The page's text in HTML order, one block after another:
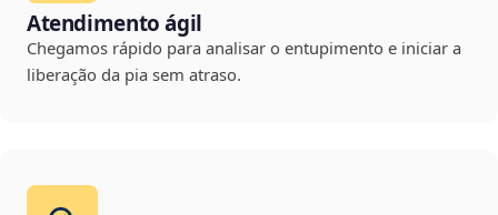
Atendimento ágil
Chegamos rápido para analisar o entupimento e iniciar a
liberação da pia sem atraso.